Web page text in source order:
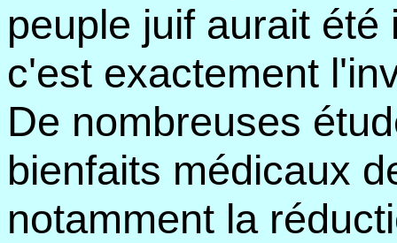
peuple juif aurait
c'est exactement
De nombreuses
bienfaits médicaux
notamment la